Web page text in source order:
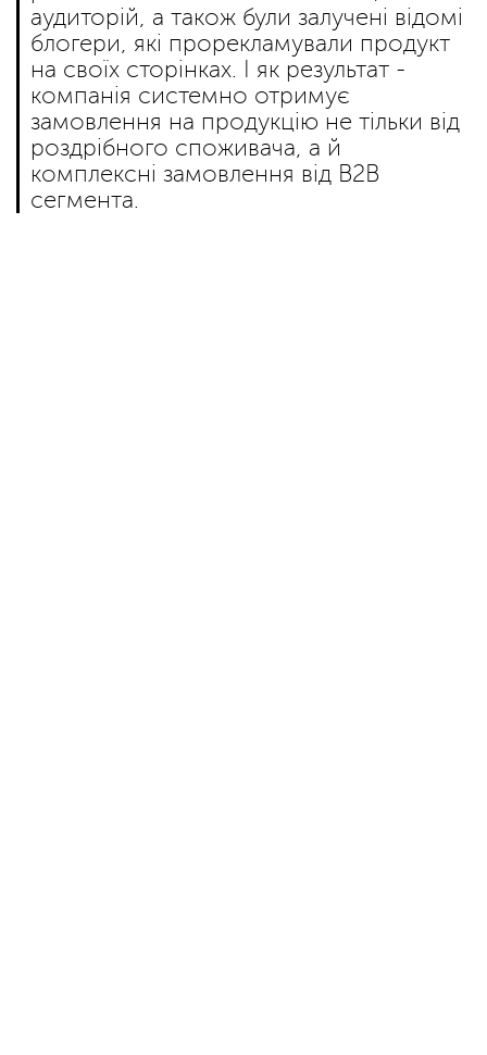
аудиторій, а також були залучені відомі
блогери, які прорекламували продукт
на своїх сторінках. І як результат -
компанія системно отримує
замовлення на продукцію не тільки від
роздрібного споживача, а й
комплексні замовлення від B2B
сегмента.